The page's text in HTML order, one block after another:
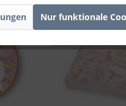
Nur funktionale